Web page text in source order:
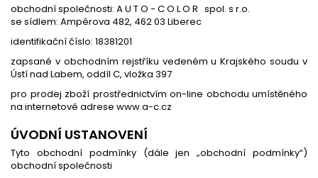
obchodní společnosti: A U T O - C O L O R spol. s r.o.
se sídlem: Ampérova 482, 462 03 Liberec
identifikační číslo: 18381201
zapsané v obchodním rejstříku vedeném u Krajského soudu v
Ústí nad Labem, oddíl C, vložka 397
pro prodej zboží prostřednictvím on-line obchodu umístěného
na internetové adrese www.a-c.cz
ÚVODNÍ USTANOVENÍ
Tyto obchodní podmínky (dále jen „obchodní podmínky“)
obchodní společnosti